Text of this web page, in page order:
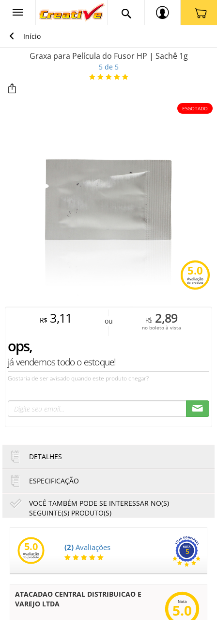
Início
Graxa para Película do Fusor HP | Sachê 1g
5 de 5
ESGOTADO
5.0
Avaliação
do produto
R$3,11 ou R$ 2,89
no boleto à vista
ops,
já vendemos todo o estoque!
Gostaria de ser avisado quando este produto chegar?
DETALHES
ESPECIFICAÇÃO
VOCÊ TAMBÉM PODE SE INTERESSAR NO(S)
SEGUINTE(S) PRODUTO(S)
MP4001 MP4002 MP5000 | AD041105 AD041095 |
Original
12,49 ou R$46,44
5.0
Avaliação
do produto
(2) Avaliações 5
ATACADAO CENTRAL DISTRIBUICAO E
VAREJO LTDA
Nota
5.0